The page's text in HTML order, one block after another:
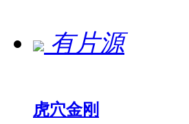
有片源
虎穴金刚